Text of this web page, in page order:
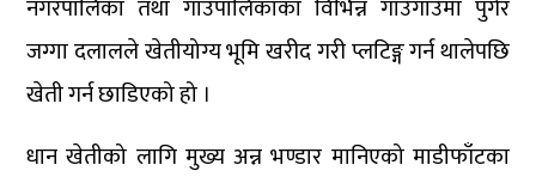
नगरपालिका तथा गाउँपालिकाका विभिन्न गाउँगाउँमा पुगेर
जग्गा दलालले खेतीयोग्य भूमि खरीद गरी प्लटिङ्ग गर्न थालेपछि
खेती गर्न छाडिएको हो ।
धान खेतीको लागि मुख्य अन्न भण्डार मानिएको माडीफाँटका